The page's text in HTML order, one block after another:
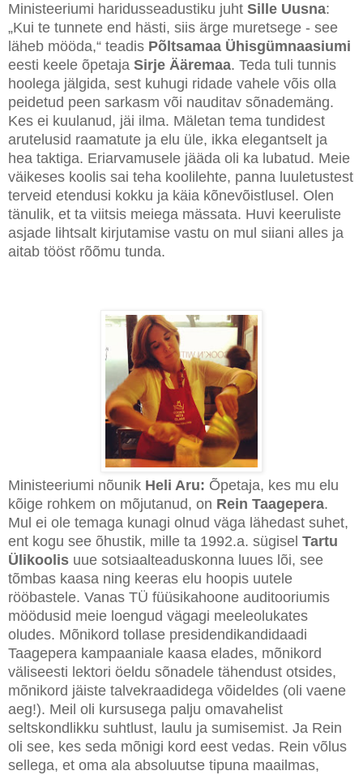
Ministeeriumi haridusseadustiku juht Sille Uusna:
„Kui te tunnete end hästi, siis ärge muretsege - see
läheb mööda,“ teadis Põltsamaa Ühisgümnaasiumi
eesti keele õpetaja Sirje Ääremaa. Teda tuli tunnis
hoolega jälgida, sest kuhugi ridade vahele võis olla
peidetud peen sarkasm või nauditav sõnademäng.
Kes ei kuulanud, jäi ilma. Mäletan tema tundidest
arutelusid raamatute ja elu üle, ikka elegantselt ja
hea taktiga. Eriarvamusele jääda oli ka lubatud. Meie
väikeses koolis sai teha koolilehte, panna luuletustest
terveid etendusi kokku ja käia kõnevõistlusel. Olen
tänulik, et ta viitsis meiega mässata. Huvi keeruliste
asjade lihtsalt kirjutamise vastu on mul siiani alles ja
aitab tööst rõõmu tunda.
Ministeeriumi nõunik Heli Aru: Õpetaja, kes mu elu
kõige rohkem on mõjutanud, on Rein Taagepera.
Mul ei ole temaga kunagi olnud väga lähedast suhet,
ent kogu see õhustik, mille ta 1992.a. sügisel Tartu
Ülikoolis uue sotsiaalteaduskonna luues lõi, see
tõmbas kaasa ning keeras elu hoopis uutele
rööbastele. Vanas TÜ füüsikahoone auditooriumis
möödusid meie loengud vägagi meeleolukates
oludes. Mõnikord tollase presidendikandidaadi
Taagepera kampaaniale kaasa elades, mõnikord
väliseesti lektori öeldu sõnadele tähendust otsides,
mõnikord jäiste talvekraadidega võideldes (oli vaene
aeg!). Meil oli kursusega palju omavahelist
seltskondlikku suhtlust, laulu ja sumisemist. Ja Rein
oli see, kes seda mõnigi kord eest vedas. Rein võlus
sellega, et oma ala absoluutse tipuna maailmas,